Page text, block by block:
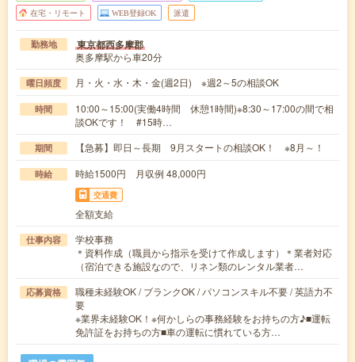
在宅・リモート WEB登録OK 派遣
勤務地 東京都西多摩郡
奥多摩駅から車20分
曜日頻度 月・火・水・木・金(週2日) ※週2～5の相談OK
時間
10:00～15:00(実働4時間 休憩1時間)※8:30～17:00の間で相
談OKです！ #15時…
期間 【急募】即日～長期 9月スタートの相談OK！ ※8月～！
時給 時給1500円 月収例 48,000円
交通費
全額支給
仕事内容
学校事務
＊資料作成（職員から指示を受けて作成します）＊業者対応
（宿泊できる施設なので、リネン類のレンタル業者…
応募資格
職種未経験OK / ブランクOK / パソコンスキル不要 / 英語力不
要
※業界未経験OK！※何かしらの事務経験をお持ちの方♪■運転
免許証をお持ちの方■車の運転に慣れている方…